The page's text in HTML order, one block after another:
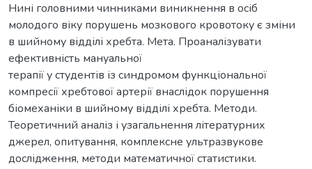
Нині головними чинниками виникнення в осіб
молодого віку порушень мозкового кровотоку є зміни
в шийному відділі хребта. Мета. Проаналізувати
ефективність мануальної
терапії у студентів із синдромом функціональної
компресії хребтової артерії внаслідок порушення
біомеханіки в шийному відділі хребта. Методи.
Теоретичний аналіз і узагальнення літературних
джерел, опитування, комплексне ультразвукове
дослідження, методи математичної статистики.